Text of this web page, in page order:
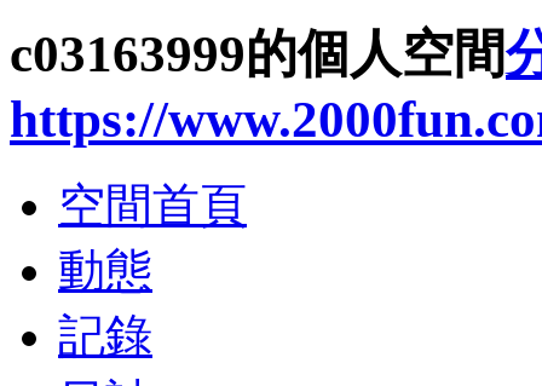
c03163999的個人空間
https://
空間首頁
動態
記錄